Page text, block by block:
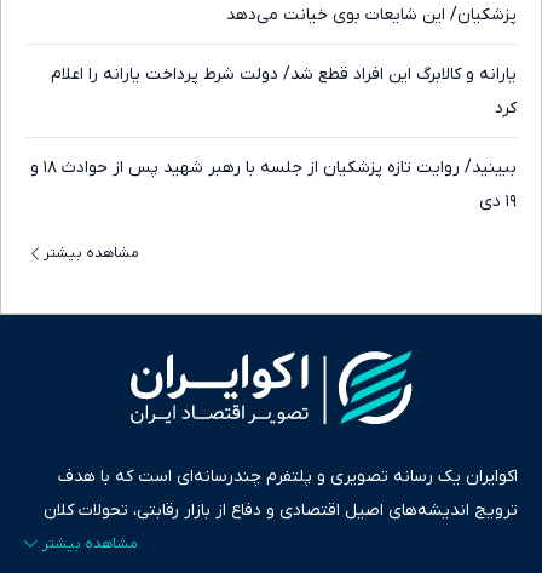
پزشکیان/ این شایعات بوی خیانت می‌دهد
یارانه و کالابرگ این افراد قطع شد/ دولت شرط پرداخت یارانه را اعلام
کرد
ببینید/ روایت تازه پزشکیان از جلسه با رهبر شهید پس از حوادث ۱۸ و
۱۹ دی
مشاهده بیشتر
اکوایران یک رسانه تصویری و پلتفرم چندرسانه‌ای است که با هدف
ترویج اندیشه‌های اصیل اقتصادی و دفاع از بازار رقابتی، تحولات کلان
ایران و جهان را در قالب‌های ویدیو، پادکست، متن و گزارش‌های تحلیلی